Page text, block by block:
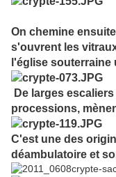
On chemine
s'ouvrent les
l'église souterraine
De larges
processions,
C'est une des
déambulatoire et